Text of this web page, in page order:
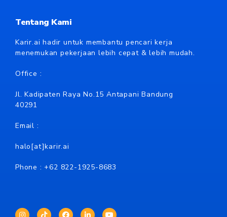
Tentang Kami
Karir.ai hadir untuk membantu pencari kerja
menemukan pekerjaan lebih cepat & lebih mudah.
Office :
Jl. Kadipaten Raya No.15 Antapani Bandung
40291
Email :
halo[at]karir.ai
Phone : +62 822-1925-8683